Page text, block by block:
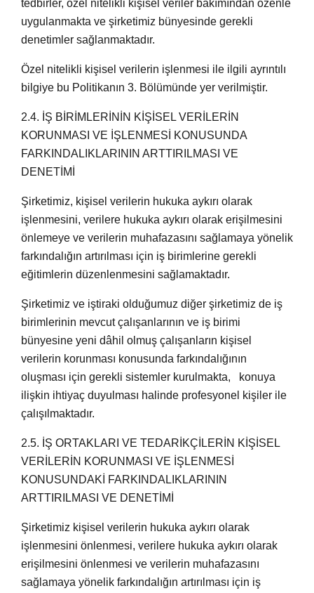
tedbirler, özel nitelikli kişisel veriler bakımından özenle
uygulanmakta ve şirketimiz bünyesinde gerekli
denetimler sağlanmaktadır.
Özel nitelikli kişisel verilerin işlenmesi ile ilgili ayrıntılı
bilgiye bu Politikanın 3. Bölümünde yer verilmiştir.
2.4. İŞ BİRİMLERİNİN KİŞİSEL VERİLERİN
KORUNMASI VE İŞLENMESİ KONUSUNDA
FARKINDALIKLARININ ARTTIRILMASI VE
DENETİMİ
Şirketimiz, kişisel verilerin hukuka aykırı olarak
işlenmesini, verilere hukuka aykırı olarak erişilmesini
önlemeye ve verilerin muhafazasını sağlamaya yönelik
farkındalığın artırılması için iş birimlerine gerekli
eğitimlerin düzenlenmesini sağlamaktadır.
Şirketimiz ve iştiraki olduğumuz diğer şirketimiz de iş
birimlerinin mevcut çalışanlarının ve iş birimi
bünyesine yeni dâhil olmuş çalışanların kişisel
verilerin korunması konusunda farkındalığının
oluşması için gerekli sistemler kurulmakta, konuya
ilişkin ihtiyaç duyulması halinde profesyonel kişiler ile
çalışılmaktadır.
2.5. İŞ ORTAKLARI VE TEDARİKÇİLERİN KİŞİSEL
VERİLERİN KORUNMASI VE İŞLENMESİ
KONUSUNDAKİ FARKINDALIKLARININ
ARTTIRILMASI VE DENETİMİ
Şirketimiz kişisel verilerin hukuka aykırı olarak
işlenmesini önlenmesi, verilere hukuka aykırı olarak
erişilmesini önlenmesi ve verilerin muhafazasını
sağlamaya yönelik farkındalığın artırılması için iş